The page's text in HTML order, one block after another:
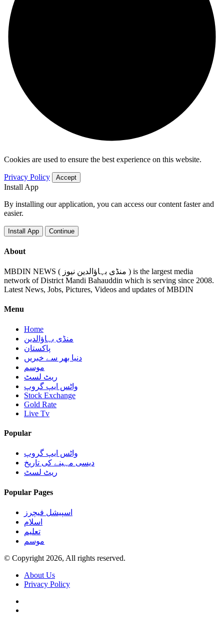
Cookies are used to ensure the best experience on this website.
Privacy Policy Accept
Install App
By installing our application, you can access our content faster and
easier.
Install App Continue
About
MBDIN NEWS ( منڈی بہاؤالدین نیوز ) is the largest media
network of District Mandi Bahauddin which is serving since 2008.
Latest News, Jobs, Pictures, Videos and updates of MBDIN
Menu
Home
منڈی بہاؤالدین
پاکستان
دنیا بھر سے خبریں
موسم
ریٹ لسٹ
واٹس ایپ گروپ
Stock Exchange
Gold Rate
Live Tv
Popular
واٹس ایپ گروپ
دیسی مہینے کی تاریخ
ریٹ لسٹ
Popular Pages
اسپیشل فیچرز
اسلام
تعلیم
موسم
© Copyright 2026, All rights reserved.
About Us
Privacy Policy